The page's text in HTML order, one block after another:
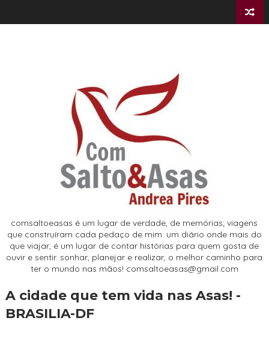
comsaltoeasas é um lugar de verdade, de memórias; viagens
que construíram cada pedaço de mim. um diário onde mais do
que viajar, é um lugar de contar histórias para quem gosta de
ouvir e sentir. sonhar, planejar e realizar, o melhor caminho para
ter o mundo nas mãos! comsaltoeasas@gmail.com
A cidade que tem vida nas Asas! -
BRASILIA-DF